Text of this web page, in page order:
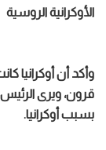
الأوكرانية الروسية
وأكد أن أوكرانيا
قرون، ويرى
بسبب أوكرانيا.